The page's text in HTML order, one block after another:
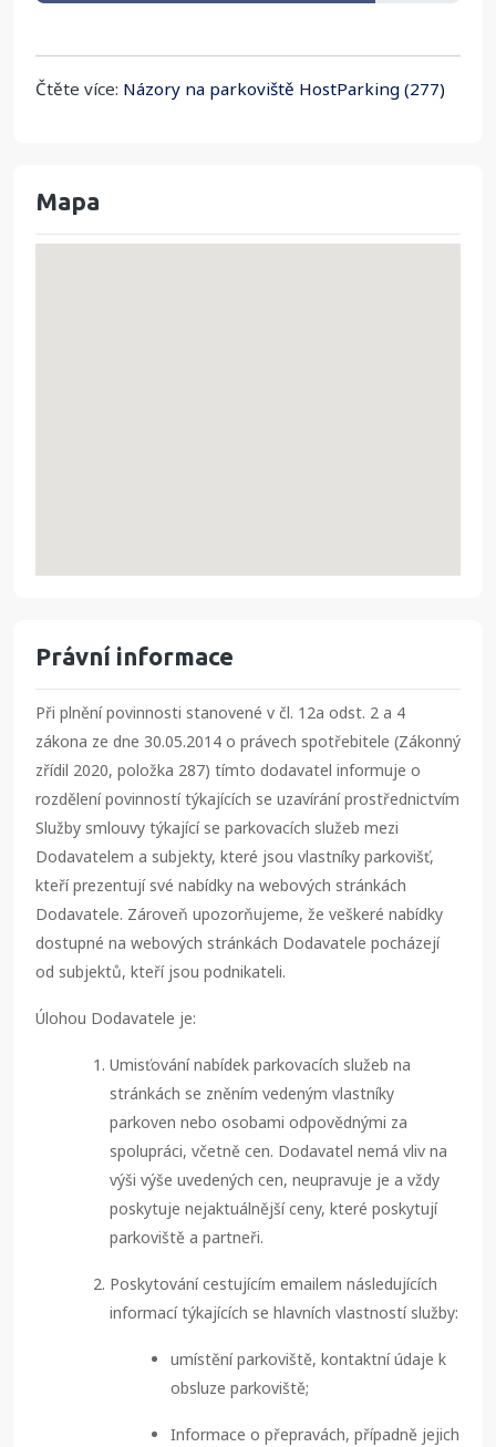
Čtěte více: Názory na parkoviště HostParking (277)
Mapa
Právní informace
Při plnění povinnosti stanovené v čl. 12a odst. 2 a 4
zákona ze dne 30.05.2014 o právech spotřebitele (Zákonný
zřídil 2020, položka 287) tímto dodavatel informuje o
rozdělení povinností týkajících se uzavírání prostřednictvím
Služby smlouvy týkající se parkovacích služeb mezi
Dodavatelem a subjekty, které jsou vlastníky parkovišť,
kteří prezentují své nabídky na webových stránkách
Dodavatele. Zároveň upozorňujeme, že veškeré nabídky
dostupné na webových stránkách Dodavatele pocházejí
od subjektů, kteří jsou podnikateli.
Úlohou Dodavatele je:
Umisťování nabídek parkovacích služeb na
stránkách se zněním vedeným vlastníky
parkoven nebo osobami odpovědnými za
spolupráci, včetně cen. Dodavatel nemá vliv na
výši výše uvedených cen, neupravuje je a vždy
poskytuje nejaktuálnější ceny, které poskytují
parkoviště a partneři.
Poskytování cestujícím emailem následujících
informací týkajících se hlavních vlastností služby:
umístění parkoviště, kontaktní údaje k
obsluze parkoviště;
Informace o přepravách, případně jejich